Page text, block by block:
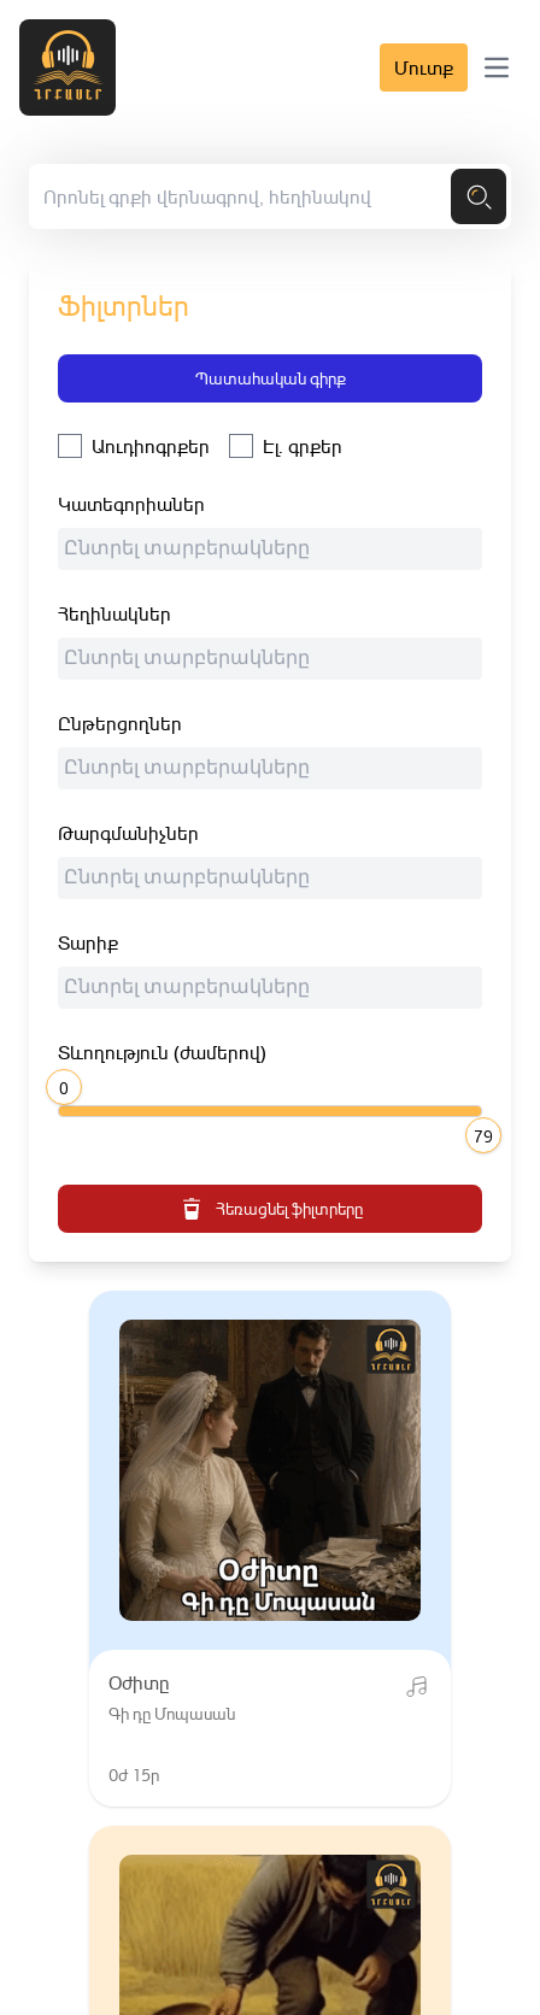
Մուտք Open
Ֆիլտրներ
Պատահական գիրք
Աուդիոգրքեր Էլ. գրքեր
Կատեգորիաներ
Հեղինակներ
Ընթերցողներ
Թարգմանիչներ
Տարիք
Տևողություն (ժամերով)
0
79
Հեռացնել ֆիլտրերը
Օժիտը
Գի դը Մոպասան
0ժ 15ր